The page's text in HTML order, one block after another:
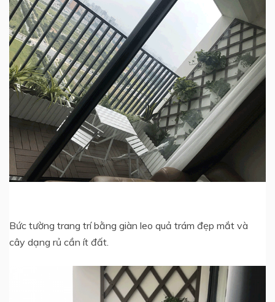
Bức tường trang trí bằng giàn leo quả trám đẹp mắt và
cây dạng rủ cần ít đất.